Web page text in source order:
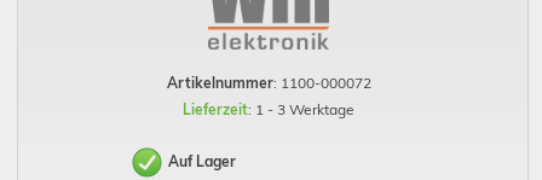
Artikelnummer: 1100-000072
Lieferzeit: 1 - 3 Werktage
Auf Lager